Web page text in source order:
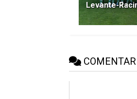
Levante-
COMENTAR